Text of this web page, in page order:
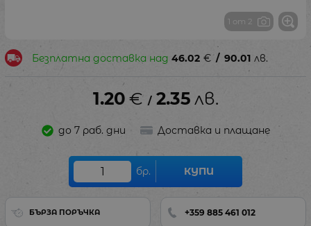
1 от 2
Безплатна доставка над 46.02 € / 90.01 лв.
1.20 € / 2.35 лв.
до 7 раб. дни Доставка и плащане
бр. КУПИ
БЪРЗА ПОРЪЧКА +359 885 461 012